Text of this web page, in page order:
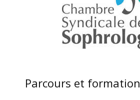
Parcours et formation